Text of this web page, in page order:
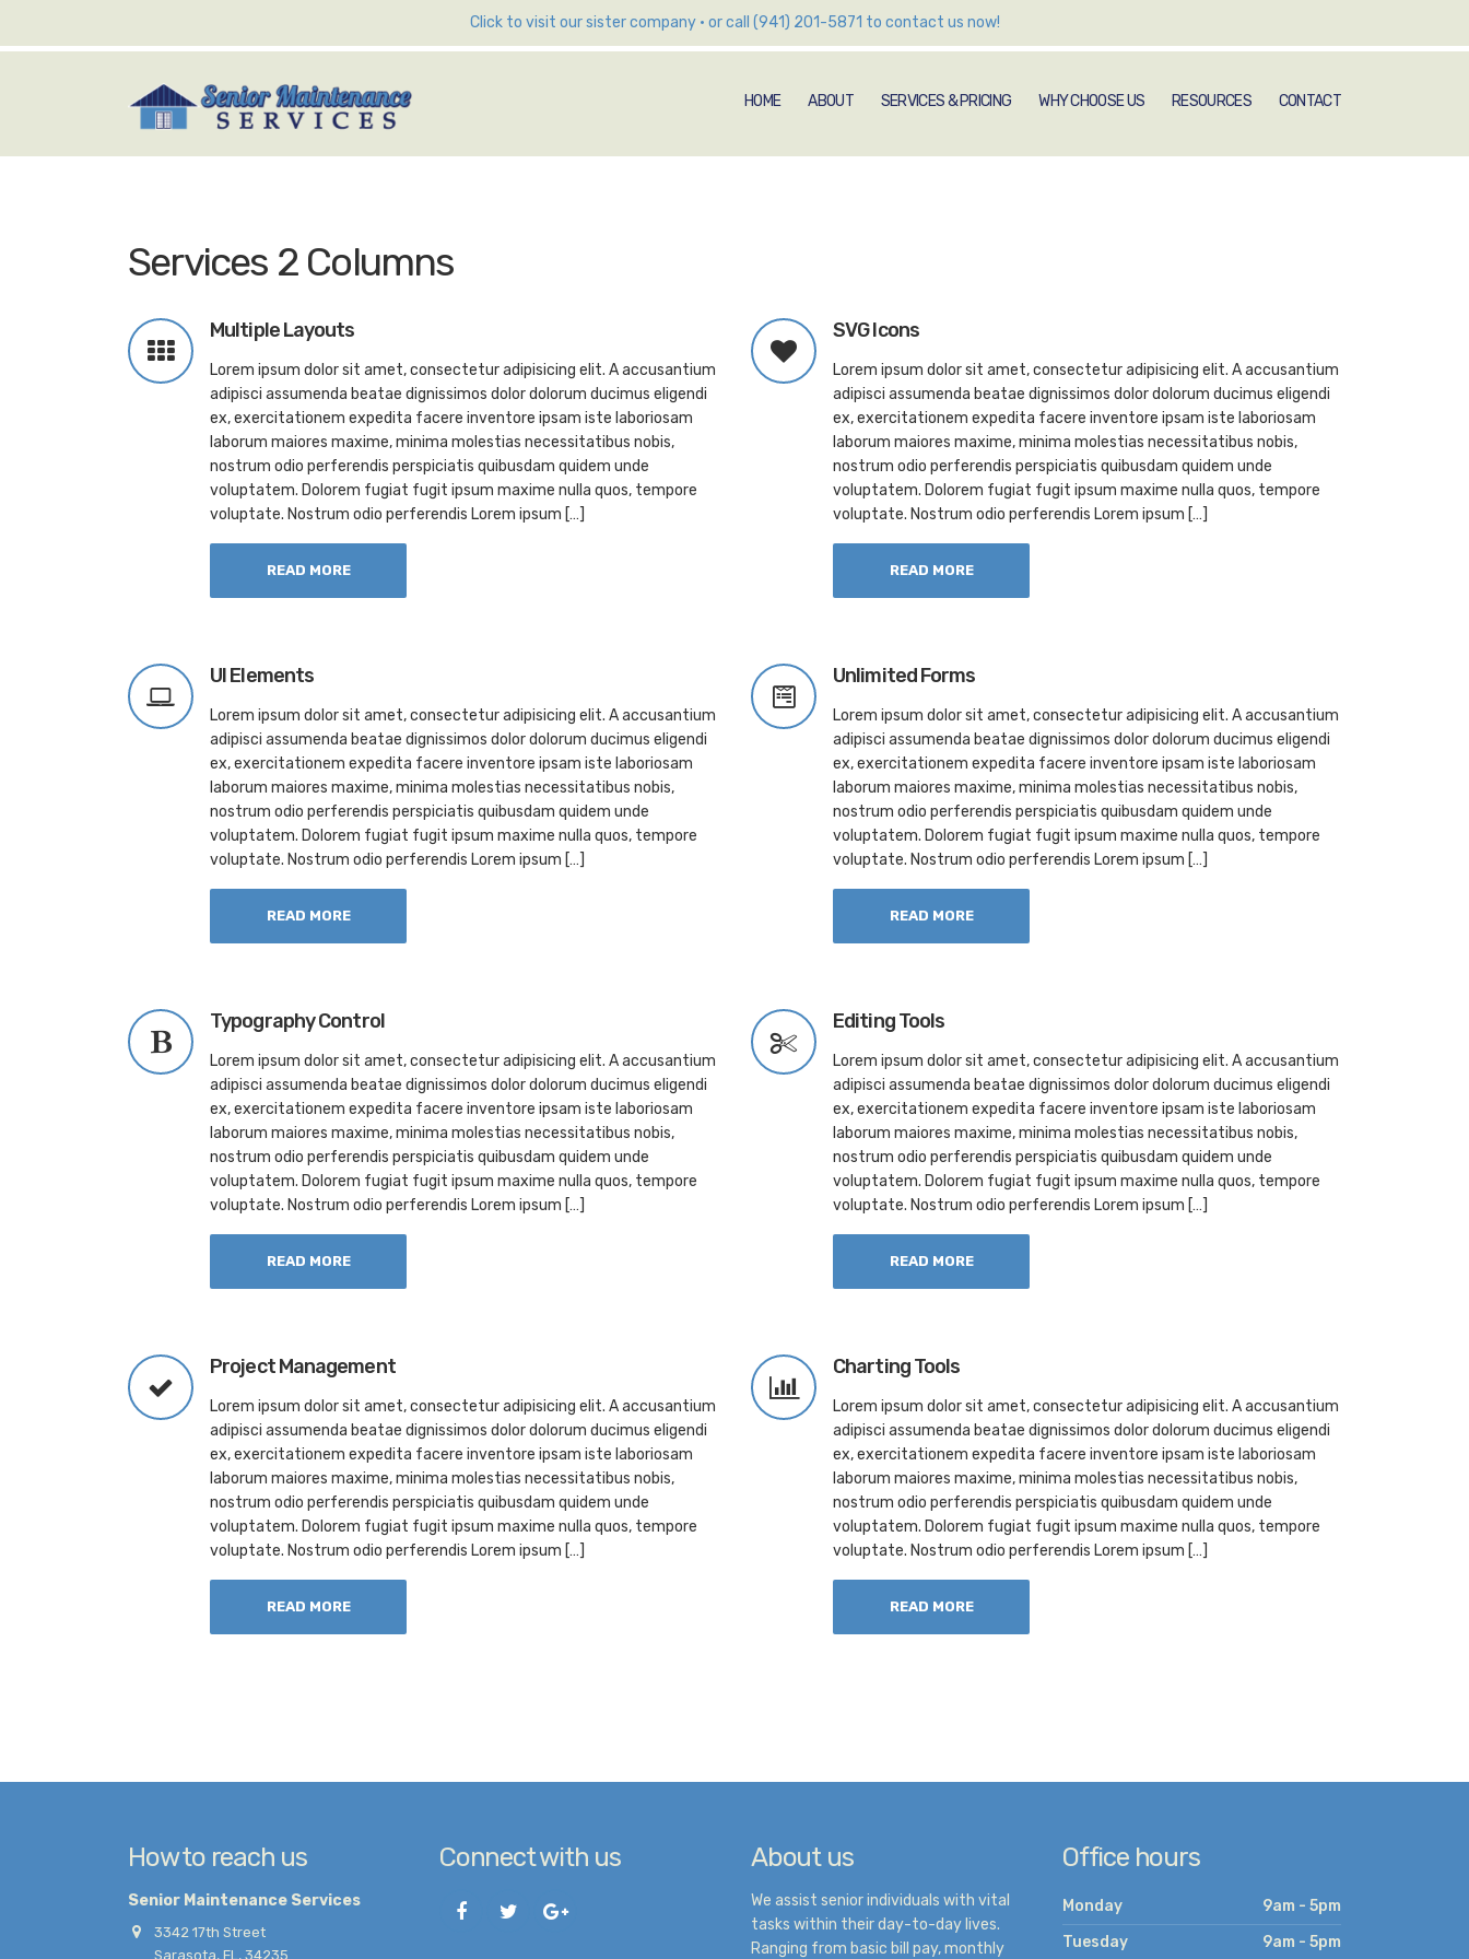
Click to visit our sister company• or call (941) 201-5871 to contact us now!
HOME ABOUT SERVICES & PRICING WHY CHOOSE US RESOURCES CONTACT
Services 2 Columns
Multiple Layouts
Lorem ipsum dolor sit amet, consectetur adipisicing elit. A accusantium
adipisci assumenda beatae dignissimos dolor dolorum ducimus eligendi
ex, exercitationem expedita facere inventore ipsam iste laboriosam
laborum maiores maxime, minima molestias necessitatibus nobis,
nostrum odio perferendis perspiciatis quibusdam quidem unde
voluptatem. Dolorem fugiat fugit ipsum maxime nulla quos, tempore
voluptate. Nostrum odio perferendis Lorem ipsum […]
READ MORE
SVG Icons
Lorem ipsum dolor sit amet, consectetur adipisicing elit. A accusantium
adipisci assumenda beatae dignissimos dolor dolorum ducimus eligendi
ex, exercitationem expedita facere inventore ipsam iste laboriosam
laborum maiores maxime, minima molestias necessitatibus nobis,
nostrum odio perferendis perspiciatis quibusdam quidem unde
voluptatem. Dolorem fugiat fugit ipsum maxime nulla quos, tempore
voluptate. Nostrum odio perferendis Lorem ipsum […]
READ MORE
UI Elements
Lorem ipsum dolor sit amet, consectetur adipisicing elit. A accusantium
adipisci assumenda beatae dignissimos dolor dolorum ducimus eligendi
ex, exercitationem expedita facere inventore ipsam iste laboriosam
laborum maiores maxime, minima molestias necessitatibus nobis,
nostrum odio perferendis perspiciatis quibusdam quidem unde
voluptatem. Dolorem fugiat fugit ipsum maxime nulla quos, tempore
voluptate. Nostrum odio perferendis Lorem ipsum […]
READ MORE
Unlimited Forms
Lorem ipsum dolor sit amet, consectetur adipisicing elit. A accusantium
adipisci assumenda beatae dignissimos dolor dolorum ducimus eligendi
ex, exercitationem expedita facere inventore ipsam iste laboriosam
laborum maiores maxime, minima molestias necessitatibus nobis,
nostrum odio perferendis perspiciatis quibusdam quidem unde
voluptatem. Dolorem fugiat fugit ipsum maxime nulla quos, tempore
voluptate. Nostrum odio perferendis Lorem ipsum […]
READ MORE
Typography Control
Lorem ipsum dolor sit amet, consectetur adipisicing elit. A accusantium
adipisci assumenda beatae dignissimos dolor dolorum ducimus eligendi
ex, exercitationem expedita facere inventore ipsam iste laboriosam
laborum maiores maxime, minima molestias necessitatibus nobis,
nostrum odio perferendis perspiciatis quibusdam quidem unde
voluptatem. Dolorem fugiat fugit ipsum maxime nulla quos, tempore
voluptate. Nostrum odio perferendis Lorem ipsum […]
READ MORE
Editing Tools
Lorem ipsum dolor sit amet, consectetur adipisicing elit. A accusantium
adipisci assumenda beatae dignissimos dolor dolorum ducimus eligendi
ex, exercitationem expedita facere inventore ipsam iste laboriosam
laborum maiores maxime, minima molestias necessitatibus nobis,
nostrum odio perferendis perspiciatis quibusdam quidem unde
voluptatem. Dolorem fugiat fugit ipsum maxime nulla quos, tempore
voluptate. Nostrum odio perferendis Lorem ipsum […]
READ MORE
Project Management
Lorem ipsum dolor sit amet, consectetur adipisicing elit. A accusantium
adipisci assumenda beatae dignissimos dolor dolorum ducimus eligendi
ex, exercitationem expedita facere inventore ipsam iste laboriosam
laborum maiores maxime, minima molestias necessitatibus nobis,
nostrum odio perferendis perspiciatis quibusdam quidem unde
voluptatem. Dolorem fugiat fugit ipsum maxime nulla quos, tempore
voluptate. Nostrum odio perferendis Lorem ipsum […]
READ MORE
Charting Tools
Lorem ipsum dolor sit amet, consectetur adipisicing elit. A accusantium
adipisci assumenda beatae dignissimos dolor dolorum ducimus eligendi
ex, exercitationem expedita facere inventore ipsam iste laboriosam
laborum maiores maxime, minima molestias necessitatibus nobis,
nostrum odio perferendis perspiciatis quibusdam quidem unde
voluptatem. Dolorem fugiat fugit ipsum maxime nulla quos, tempore
voluptate. Nostrum odio perferendis Lorem ipsum […]
READ MORE
How to reach us
Senior Maintenance Services
3342 17th Street
Sarasota, FL, 34235
Connect with us About us
We assist senior individuals with vital
tasks within their day-to-day lives.
Ranging from basic bill pay, monthly
Office hours
Monday
9am - 5pm
Tuesday
9am - 5pm